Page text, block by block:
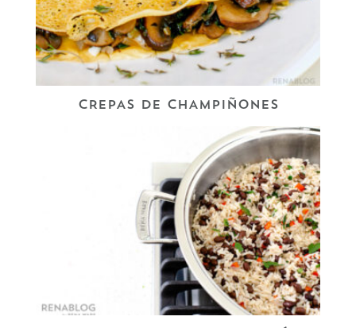
CREPAS DE CHAMPIÑONES